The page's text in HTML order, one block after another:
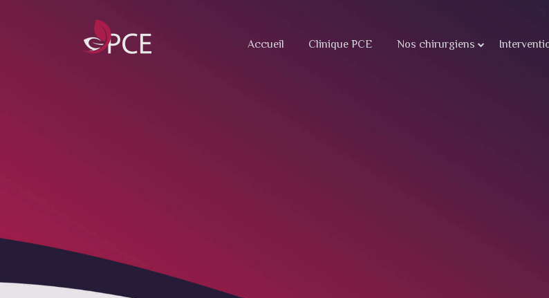
Accueil Clinique PCE Nos chirurgiens